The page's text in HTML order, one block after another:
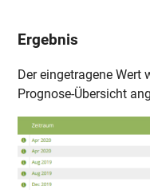
Ergebnis
Der eingetragene
Prognose-Übersicht